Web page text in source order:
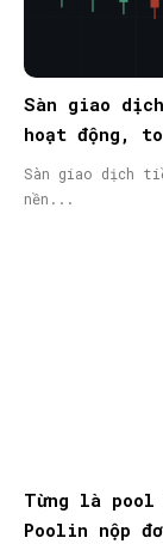
Sàn giao
hoạt động,
Sàn giao dịch
nền...
Từng là
Poolin nộp